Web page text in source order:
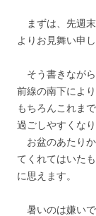
まずは、先週
よりお見舞い申し
そう書きながら
前線の南下によ
もちろんこれま
過ごしやすくなり
お盆のあたり
てくれてはいた
に思えます。
暑いのは嫌いで